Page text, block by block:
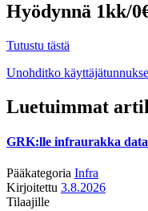
Hyödynnä 1kk/
Tutustu tästä
Unohditko
Luetuimmat
GRK:lle infraurakka
Pääkategoria Infra
Kirjoitettu 3.8.2026
Tilaajille